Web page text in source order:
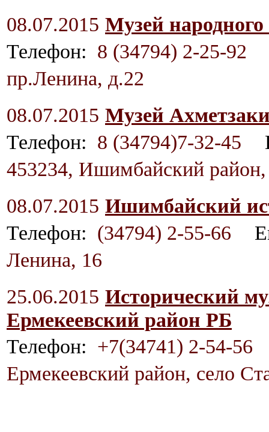
08.07.2015 Музей народного
Телефон: 8 (34794) 2-25-92
пр.Ленина, д.22
08.07.2015 Музей
Телефон: 8 (34794)7-32-45
453234, Ишимбайский
08.07.2015 Ишимбайский
Телефон: (34794) 2-55-66
Ленина, 16
25.06.2015 Исторический
Ермекеевский район РБ
Телефон: +7(34741) 2-54-56
Ермекеевский район, село